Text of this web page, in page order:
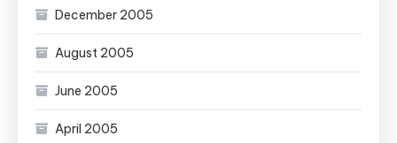
December 2005
August 2005
June 2005
April 2005